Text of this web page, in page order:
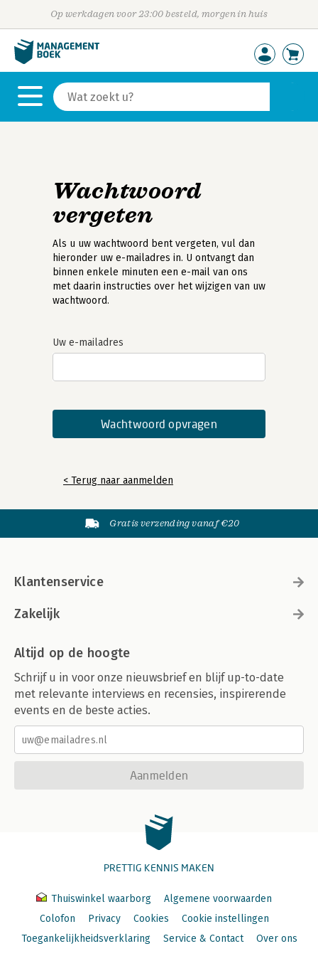
Op werkdagen voor 23:00 besteld, morgen in huis
Wachtwoord
vergeten
Als u uw wachtwoord bent vergeten, vul dan
hieronder uw e-mailadres in. U ontvangt dan
binnen enkele minuten een e-mail van ons
met daarin instructies over het wijzigen van uw
wachtwoord.
Uw e-mailadres
< Terug naar aanmelden
Gratis verzending vanaf €20
Klantenservice
Zakelijk
Altijd op de hoogte
Schrijf u in voor onze nieuwsbrief en blijf up-to-date
met relevante interviews en recensies, inspirerende
events en de beste acties.
Aanmelden
PRETTIG KENNIS MAKEN
Thuiswinkel waarborg
Algemene voorwaarden
Colofon
Privacy Cookies
Cookie instellingen
Toegankelijkheidsverklaring
Service & Contact Over ons